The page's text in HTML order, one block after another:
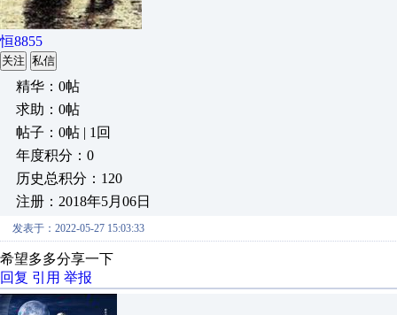
恒8855
关注 私信
精华：0帖
求助：0帖
帖子：0帖 | 1回
年度积分：0
历史总积分：120
注册：2018年5月06日
发表于：2022-05-27 15:03:33
希望多多分享一下
回复 引用 举报